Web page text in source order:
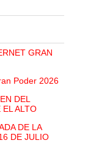
GRAN
Poder 2026
DEL
ALTO
DE LA
DE JULIO